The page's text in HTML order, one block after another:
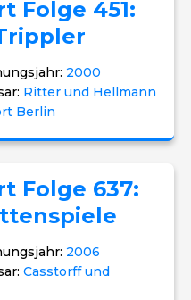
Folge 451:
2000
Ritter und Hellmann
Berlin
Folge 637:
2006
Casstorff und